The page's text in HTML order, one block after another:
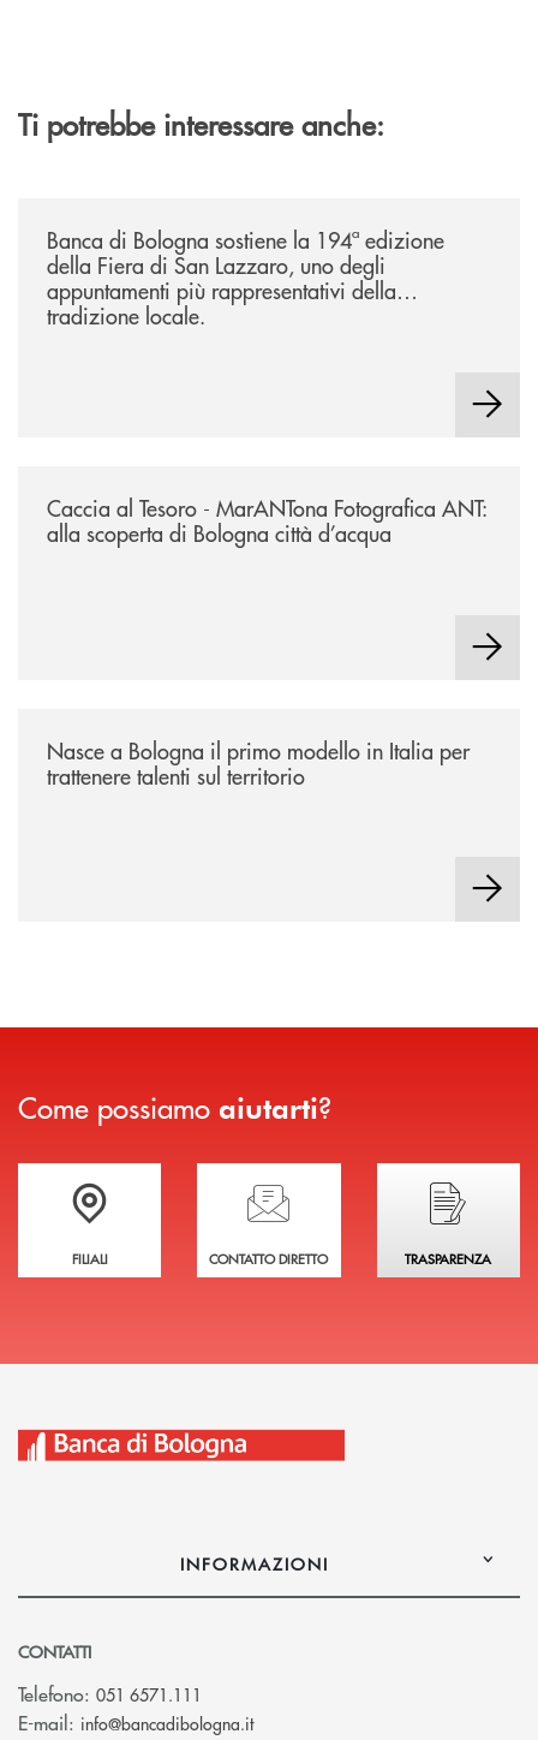
Ti potrebbe interessare anche:
Banca di Bologna sostiene la 194ª edizione
della Fiera di San Lazzaro, uno degli
appuntamenti più rappresentativi della
tradizione locale.
Caccia al Tesoro - MarANTona Fotografica ANT:
alla scoperta di Bologna città d’acqua
Nasce a Bologna il primo modello in Italia per
trattenere talenti sul territorio
Come possiamo aiutarti?
Trova la filiale più vicina a te
FILIALI
Hai bisogno di assistenza immediata?
CONTATTO DIRETTO
Hai bisogno di
TRASPARENZA
INFORMAZIONI
CONTATTI
Telefono: 051 6571.111
E-mail: info@bancadibologna.it(si apre l’app di posta elettronica)